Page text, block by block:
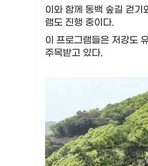
이와 함께 동백 숲길 걷기
램도 진행 중이다.
이 프로그램들은 저강도
주목받고 있다.